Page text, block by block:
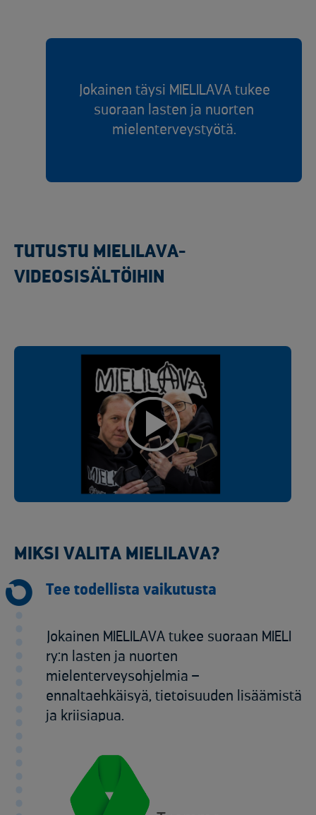
Jokainen täysi MIELILAVA tukee
suoraan lasten ja nuorten
mielenterveystyötä.
TUTUSTU MIELILAVA-
VIDEOSISÄLTÖIHIN
MIKSI VALITA MIELILAVA?
Tee todellista vaikutusta
Jokainen MIELILAVA tukee suoraan MIELI
ry:n lasten ja nuorten
mielenterveysohjelmia –
ennaltaehkäisyä, tietoisuuden lisäämistä
ja kriisiapua.